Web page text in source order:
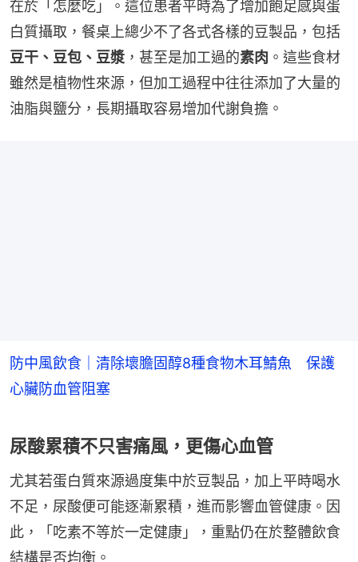
在於「怎麼吃」。這位患者平時為了增加飽足感與蛋
白質攝取，餐桌上總少不了各式各樣的豆製品，包括
豆干、豆包、豆漿 ，甚至是加工過的素肉 。這些食材
雖然是植物性來源，但加工過程中往往添加了大量的
油脂與鹽分，長期攝取容易增加代謝負擔。
防中風飲食｜清除壞膽固醇8種食物木耳鯖魚 保護
心臟防血管阻塞
尿酸累積不只害痛風，更傷心血管
尤其若蛋白質來源過度集中於豆製品，加上平時喝水
不足，尿酸便可能逐漸累積，進而影響血管健康。因
此，「吃素不等於一定健康」，重點仍在於整體飲食
結構是否均衡。